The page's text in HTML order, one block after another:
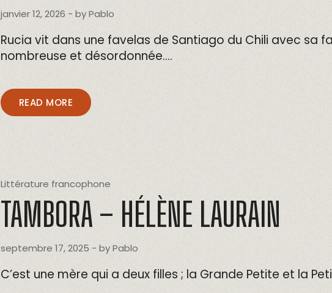
janvier 12, 2026 - byPablo
Rucia vit dans une favelas de Santiago du Chili avec sa
nombreuse et désordonnée….
READ MORE
Littérature francophone
TAMBORA – HÉLÈNE LAURAIN
septembre 17, 2025 - byPablo
C’est une mère qui a deux filles ; la Grande Petite et la